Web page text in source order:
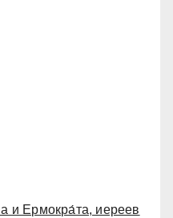
и Ермокра́та, иереев